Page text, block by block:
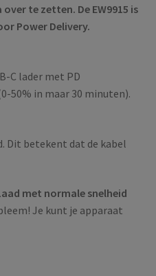
te zetten. De EW9915 is
Power Delivery.
C lader met PD
50% in maar 30 minuten).
Dit betekent dat de kabel
met normale snelheid
Je kunt je apparaat